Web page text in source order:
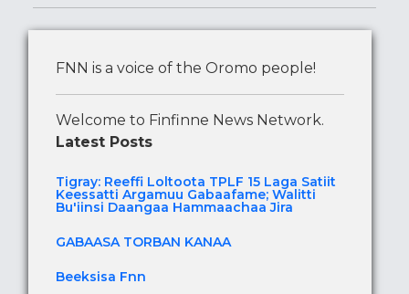
FNN is a voice of the Oromo people!
Welcome to Finfinne News Network.
Latest Posts
Tigray: Reeffi Loltoota TPLF 15 Laga Satiit
Keessatti Argamuu Gabaafame; Walitti
Bu'iinsi Daangaa Hammaachaa Jira
GABAASA TORBAN KANAA
Beeksisa Fnn